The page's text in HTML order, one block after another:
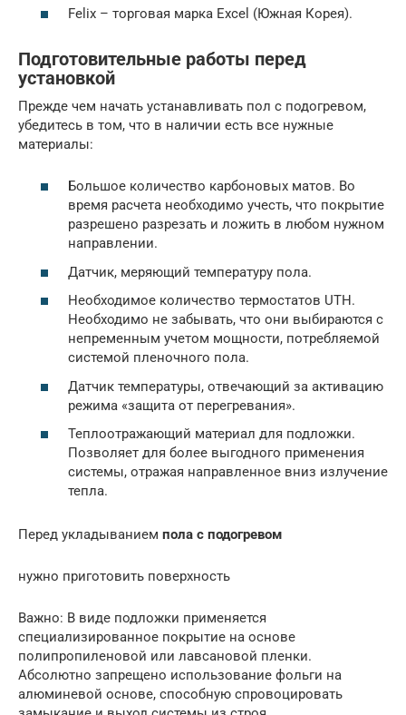
Felix – торговая марка Excel (Южная Корея).
Подготовительные работы перед
установкой
Прежде чем начать устанавливать пол с подогревом,
убедитесь в том, что в наличии есть все нужные
материалы:
Большое количество карбоновых матов. Во
время расчета необходимо учесть, что покрытие
разрешено разрезать и ложить в любом нужном
направлении.
Датчик, меряющий температуру пола.
Необходимое количество термостатов UTH.
Необходимо не забывать, что они выбираются с
непременным учетом мощности, потребляемой
системой пленочного пола.
Датчик температуры, отвечающий за активацию
режима «защита от перегревания».
Теплоотражающий материал для подложки.
Позволяет для более выгодного применения
системы, отражая направленное вниз излучение
тепла.
Перед укладыванием пола с подогревом
нужно приготовить поверхность
Важно: В виде подложки применяется
специализированное покрытие на основе
полипропиленовой или лавсановой пленки.
Абсолютно запрещено использование фольги на
алюминевой основе, способную спровоцировать